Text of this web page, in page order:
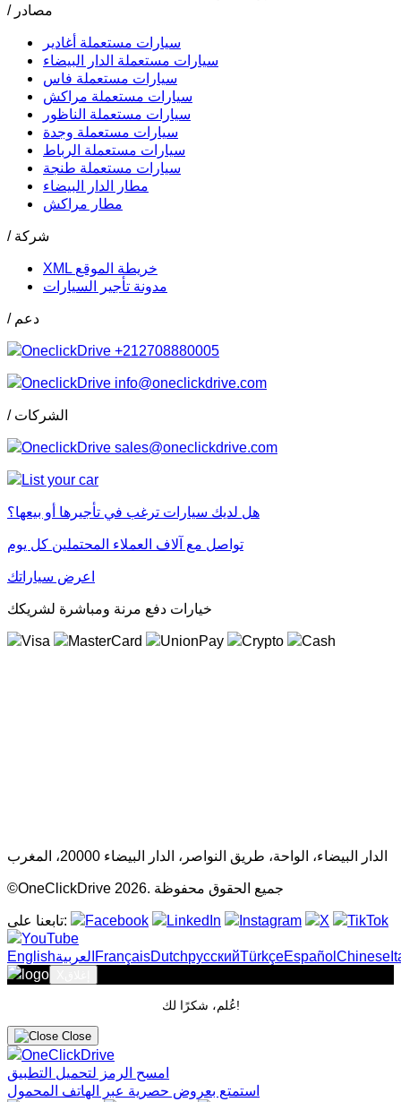
/ مصادر
سيارات مستعملة أغادير
سيارات مستعملة الدار البيضاء
سيارات مستعملة فاس
سيارات مستعملة مراكش
سيارات مستعملة الناظور
سيارات مستعملة وجدة
سيارات مستعملة الرباط
سيارات مستعملة طنجة
مطار الدار البيضاء
مطار مراكش
/ شركة
XML خريطة الموقع
مدونة تأجير السيارات
/ دعم
+212708880005
info@oneclickdrive.com
/ الشركات
sales@oneclickdrive.com
هل لديك سيارات ترغب في تأجيرها أو بيعها؟
تواصل مع آلاف العملاء المحتملين كل يوم
اعرض سياراتك
خيارات دفع مرنة ومباشرة لشريكك
الدار البيضاء، الواحة، طريق النواصر، الدار البيضاء 20000، المغرب
©OneClickDrive 2026. جميع الحقوق محفوظة
تابعنا على:
English‏العربية‏FrançaisDutchрусскийTürkçeEspañolChinese
عُلم، شكرًا لك!
Close
امسح الرمز لتحميل التطبيق
استمتع بعروض حصرية عبر الهاتف المحمول